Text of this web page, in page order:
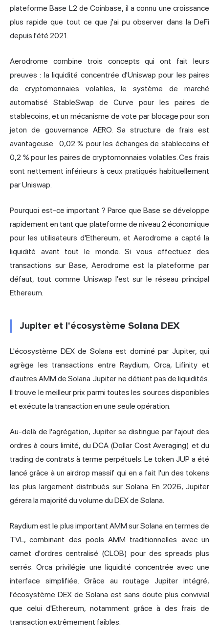
plateforme Base L2 de Coinbase, il a connu une croissance
plus rapide que tout ce que j'ai pu observer dans la DeFi
depuis l'été 2021.
Aerodrome combine trois concepts qui ont fait leurs
preuves : la liquidité concentrée d'Uniswap pour les paires
de cryptomonnaies volatiles, le système de marché
automatisé StableSwap de Curve pour les paires de
stablecoins, et un mécanisme de vote par blocage pour son
jeton de gouvernance AERO. Sa structure de frais est
avantageuse : 0,02 % pour les échanges de stablecoins et
0,2 % pour les paires de cryptomonnaies volatiles. Ces frais
sont nettement inférieurs à ceux pratiqués habituellement
par Uniswap.
Pourquoi est-ce important ? Parce que Base se développe
rapidement en tant que plateforme de niveau 2 économique
pour les utilisateurs d'Ethereum, et Aerodrome a capté la
liquidité avant tout le monde. Si vous effectuez des
transactions sur Base, Aerodrome est la plateforme par
défaut, tout comme Uniswap l'est sur le réseau principal
Ethereum.
Jupiter et l'écosystème Solana DEX
L'écosystème DEX de Solana est dominé par Jupiter, qui
agrège les transactions entre Raydium, Orca, Lifinity et
d'autres AMM de Solana. Jupiter ne détient pas de liquidités.
Il trouve le meilleur prix parmi toutes les sources disponibles
et exécute la transaction en une seule opération.
Au-delà de l'agrégation, Jupiter se distingue par l'ajout des
ordres à cours limité, du DCA (Dollar Cost Averaging) et du
trading de contrats à terme perpétuels. Le token JUP a été
lancé grâce à un airdrop massif qui en a fait l'un des tokens
les plus largement distribués sur Solana. En 2026, Jupiter
gérera la majorité du volume du DEX de Solana.
Raydium est le plus important AMM sur Solana en termes de
TVL, combinant des pools AMM traditionnelles avec un
carnet d'ordres centralisé (CLOB) pour des spreads plus
serrés. Orca privilégie une liquidité concentrée avec une
interface simplifiée. Grâce au routage Jupiter intégré,
l'écosystème DEX de Solana est sans doute plus convivial
que celui d'Ethereum, notamment grâce à des frais de
transaction extrêmement faibles.